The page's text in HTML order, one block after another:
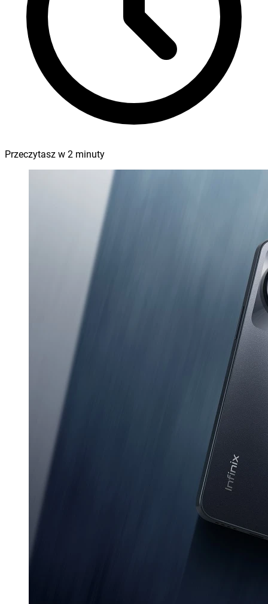
Przeczytasz w 2 minuty